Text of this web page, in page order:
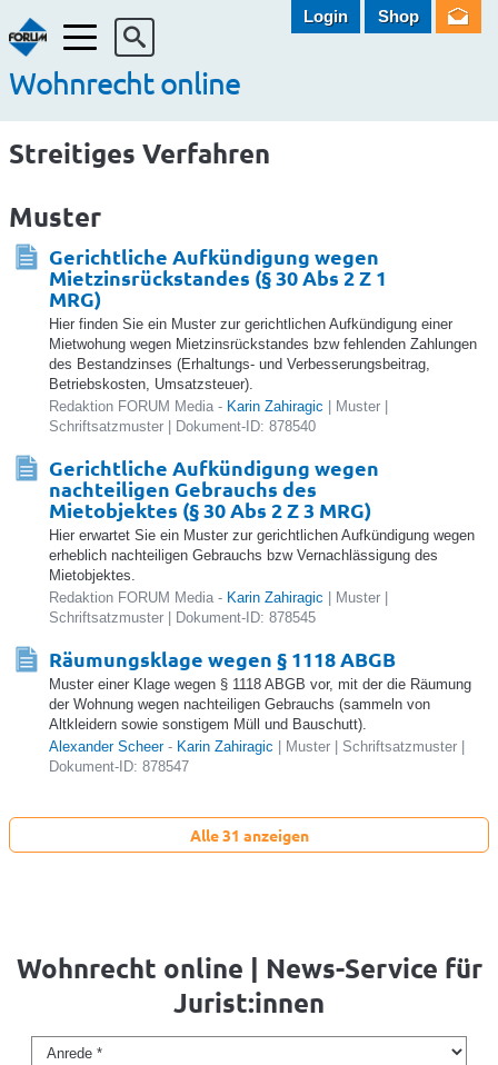
Menü
Wohnrecht online
Login Shop
Streitiges Verfahren
Muster
Gerichtliche Aufkündigung wegen
Mietzinsrückstandes (§ 30 Abs 2 Z 1
MRG)
Hier finden Sie ein Muster zur gerichtlichen Aufkündigung einer
Mietwohung wegen Mietzinsrückstandes bzw fehlenden Zahlungen
des Bestandzinses (Erhaltungs- und Verbesserungsbeitrag,
Betriebskosten, Umsatzsteuer).
Redaktion FORUM Media - Karin Zahiragic | Muster |
Schriftsatzmuster | Dokument-ID: 878540
Gerichtliche Aufkündigung wegen
nachteiligen Gebrauchs des
Mietobjektes (§ 30 Abs 2 Z 3 MRG)
Hier erwartet Sie ein Muster zur gerichtlichen Aufkündigung wegen
erheblich nachteiligen Gebrauchs bzw Vernachlässigung des
Mietobjektes.
Redaktion FORUM Media - Karin Zahiragic | Muster |
Schriftsatzmuster | Dokument-ID: 878545
Räumungsklage wegen § 1118 ABGB
Muster einer Klage wegen § 1118 ABGB vor, mit der die Räumung
der Wohnung wegen nachteiligen Gebrauchs (sammeln von
Altkleidern sowie sonstigem Müll und Bauschutt).
Alexander Scheer- Karin Zahiragic | Muster | Schriftsatzmuster |
Dokument-ID: 878547
Alle 31 anzeigen
Wohnrecht online | News-Service für
Jurist:innen